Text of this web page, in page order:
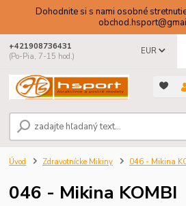
Dohodnite si s nami osobné
EUR
+421908736431
(Po-Pia, 7-15 hod.)
Úvod Zdravotnícke Mikiny 046 - Mikina
046 - Mikina KOMBI